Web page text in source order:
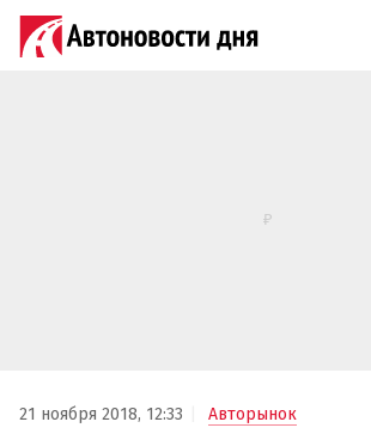
21 ноября 2018, 12:33 Авторынок